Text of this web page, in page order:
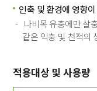
인축 및 환경에 영향
나비목 유충에만 살
같은 익충 및 천적의
적용대상 및 사용량